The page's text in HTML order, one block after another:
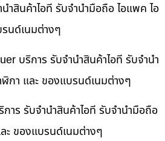
ำสินค้าไอที รับจำนำมือถือ ไอแพค ไอ
นด์เนมต่างๆ
บริการ รับจำนำสินค้าไอที รับจำนำ
กา และ ของแบรนด์เนมต่างๆ
าร รับจำนำสินค้าไอที รับจำนำมือถือ
ะ ของแบรนด์เนมต่างๆ